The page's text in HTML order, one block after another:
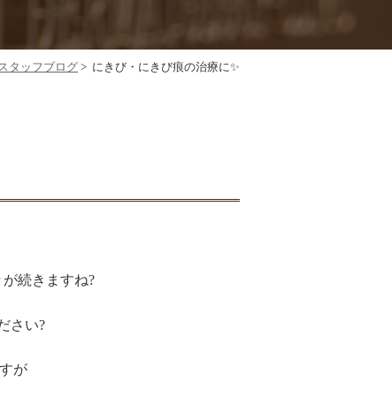
スタッフブログ > にきび・にきび痕の治療に✨️
続きますね?
さい?
が